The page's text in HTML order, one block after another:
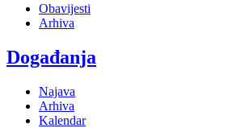
Obavijesti
Arhiva
Događanja
Najava
Arhiva
Kalendar